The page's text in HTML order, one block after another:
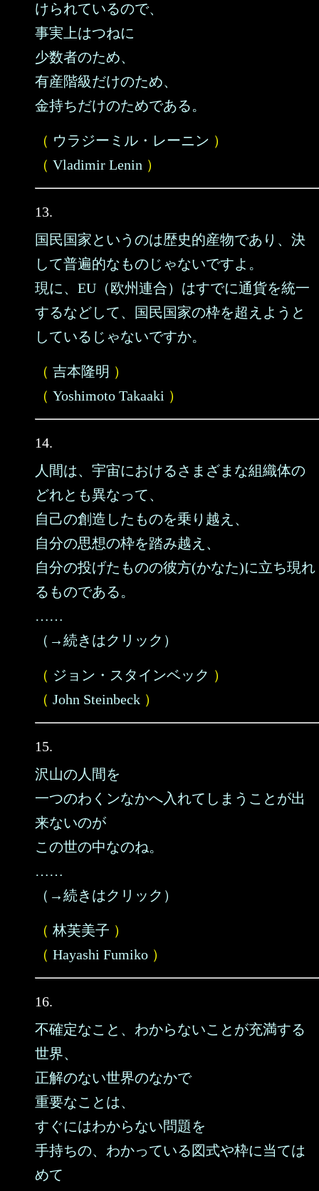
けられているので、
事実上はつねに
少数者のため、
有産階級だけのため、
金持ちだけのためである。
（ ウラジーミル・レーニン ）
（ Vladimir Lenin ）
13.
国民国家というのは歴史的産物であり、決
して普遍的なものじゃないですよ。
現に、EU（欧州連合）はすでに通貨を統一
するなどして、国民国家の枠を超えようと
しているじゃないですか。
（ 吉本隆明 ）
（ Yoshimoto Takaaki ）
14.
人間は、宇宙におけるさまざまな組織体の
どれとも異なって、
自己の創造したものを乗り越え、
自分の思想の枠を踏み越え、
自分の投げたものの彼方(かなた)に立ち現れ
るものである。
……
（→続きはクリック）
（ ジョン・スタインベック ）
（ John Steinbeck ）
15.
沢山の人間を
一つのわくンなかへ入れてしまうことが出
来ないのが
この世の中なのね。
……
（→続きはクリック）
（ 林芙美子 ）
（ Hayashi Fumiko ）
16.
不確定なこと、わからないことが充満する
世界、
正解のない世界のなかで
重要なことは、
すぐにはわからない問題を
手持ちの、わかっている図式や枠に当ては
めて